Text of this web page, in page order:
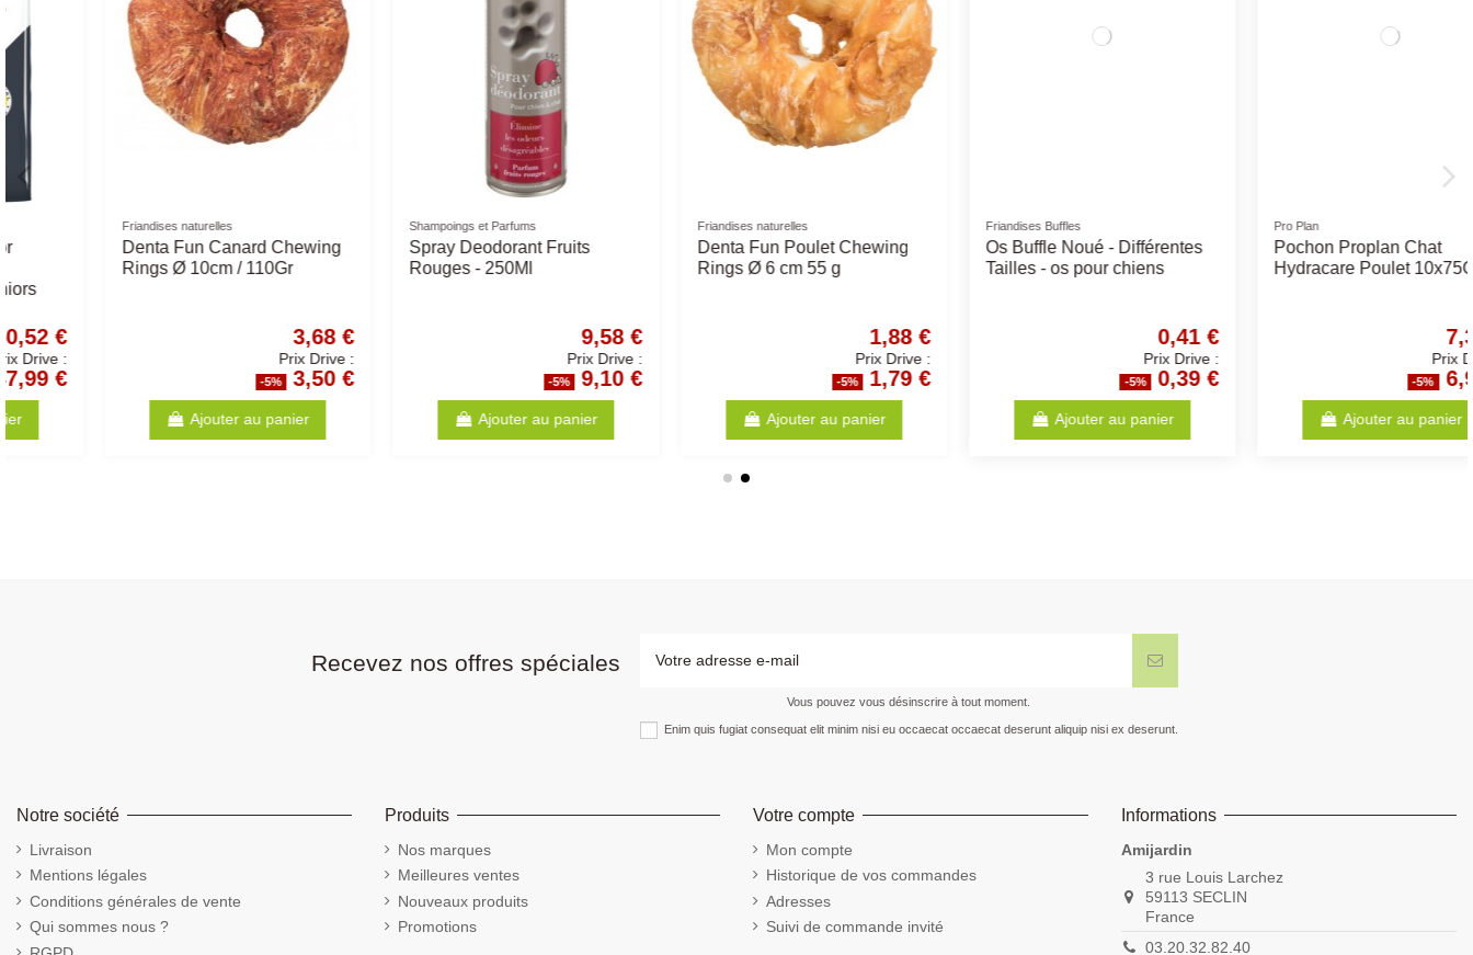
Friandises Buffles
Os Buffle Noué - Différentes
Tailles - os pour chiens
0,39 €
Ajouter au panier
Pochon Proplan Chat
Hydracare Poulet 10x75Gr
6,99 €
Ajouter au panier
Friandises naturelles
Denta Fun Cœur Poulet 70gr
1,55 €
Ajouter au panier
OWNAT - Chien Classic
39,99 €
Ajouter au panier
GRIFFOIR CHAT CARTON
2,50 €
Ajouter au panier
Recevez nos offres spéciales
Vous pouvez vous désinscrire à tout moment.
Enim quis fugiat consequat elit minim nisi eu occaecat occaecat deserunt aliquip nisi ex deserunt.
Notre société
Livraison
Mentions légales
Conditions générales de vente
Qui sommes nous ?
Produits
Nos marques
Meilleures ventes
Nouveaux produits
Promotions
Votre compte
Mon compte
Historique de vos commandes
Adresses
Suivi de commande invité
Informations
Amijardin
3 rue Louis Larchez
59113 SECLIN
France
03.20.32.82.40